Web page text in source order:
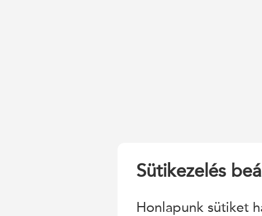
Sütikezelés
Honlapunk sütiket